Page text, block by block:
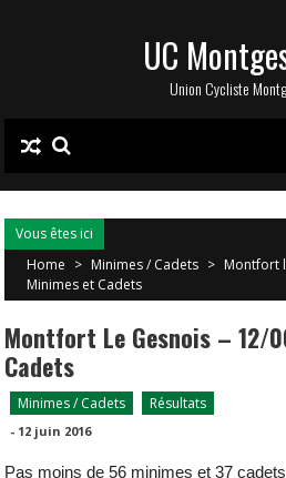
UC
Union Cycliste
Vous êtes ici
Home > Minimes / Cadets > Montfort
Minimes et Cadets
Montfort Le Gesnois – 12/
Cadets
Minimes / Cadets Résultats
- 12 juin 2016
Pas moins de 56 minimes et 37